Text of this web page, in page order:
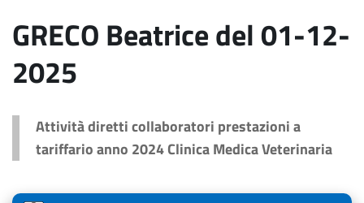
GRECO Beatrice del 01-12-
2025
Attività diretti collaboratori prestazioni a
tariffario anno 2024 Clinica Medica Veterinaria